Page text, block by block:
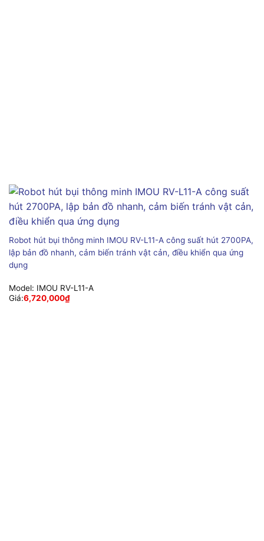
Robot hút bụi thông minh IMOU RV-L11-A công suất hút 2700PA,
lập bản đồ nhanh, cảm biến tránh vật cản, điều khiển qua ứng
dụng
Model: IMOU RV-L11-A
Giá:6,720,000₫